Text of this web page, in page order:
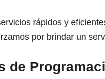
rápidos y
por brindar un